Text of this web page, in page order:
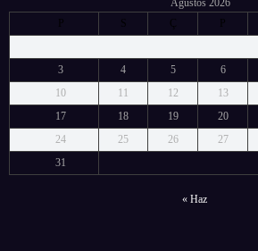
Ağustos 2026
P
S Ç P
3
4 5 6
10
11 12 13
17
18 19 20
24
25 26 27
31
« Haz